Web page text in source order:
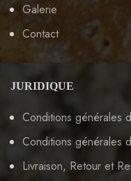
Galerie
Contact
JURIDIQUE
Conditions générales
Conditions générales
Livraison, Retour et